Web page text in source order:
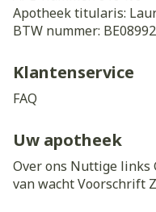
Apotheek titularis:
BTW nummer:
Klantenservice
FAQ
Uw apotheek
Over ons Nuttige links
van wachtVoorschrift